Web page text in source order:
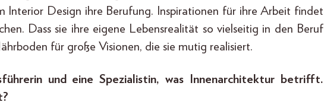
Interior Design ihre Berufung. Inspirationen für ihre Arbeit findet
Dass sie ihre eigene Lebensrealität so vielseitig in den Beruf
für große Visionen, die sie mutig realisiert.
und eine Spezialistin, was Innenarchitektur betrifft.